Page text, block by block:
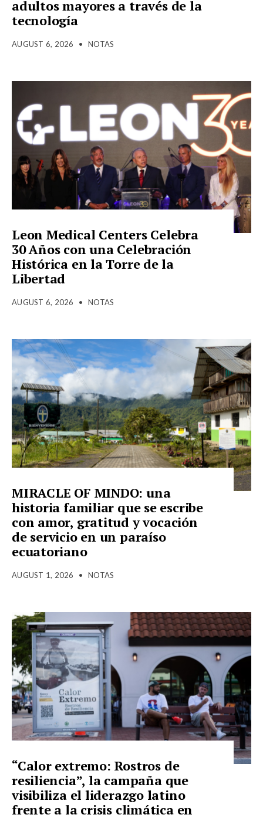
adultos mayores a través de la
tecnología
AUGUST 6, 2026 • NOTAS
Leon Medical Centers Celebra
30 Años con una Celebración
Histórica en la Torre de la
Libertad
AUGUST 6, 2026 • NOTAS
MIRACLE OF MINDO: una
historia familiar que se escribe
con amor, gratitud y vocación
de servicio en un paraíso
ecuatoriano
AUGUST 1, 2026 • NOTAS
“Calor extremo: Rostros de
resiliencia”, la campaña que
visibiliza el liderazgo latino
frente a la crisis climática en